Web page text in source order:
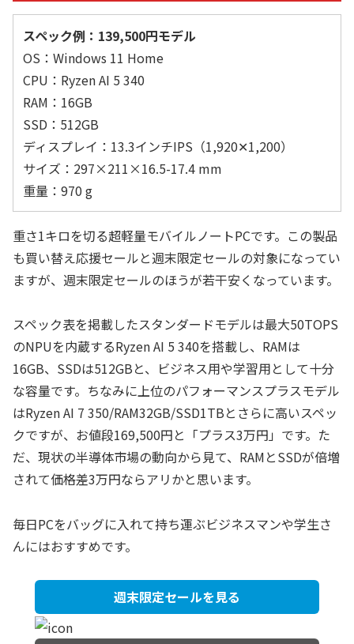
スペック例：139,500円モデル
OS：Windows 11 Home
CPU：Ryzen AI 5 340
RAM：16GB
SSD：512GB
ディスプレイ：13.3インチIPS（1,920✕1,200）
サイズ：297×211×16.5-17.4 mm
重量：970 g
重さ1キロを切る超軽量モバイルノートPCです。この製品
も買い替え応援セールと週末限定セールの対象になってい
ますが、週末限定セールのほうが若干安くなっています。
スペック表を掲載したスタンダードモデルは最大50TOPS
のNPUを内蔵するRyzen AI 5 340を搭載し、RAMは
16GB、SSDは512GBと、ビジネス用や学習用として十分
な容量です。ちなみに上位のパフォーマンスプラスモデル
はRyzen AI 7 350/RAM32GB/SSD1TBとさらに高いスペッ
クですが、お値段169,500円と「プラス3万円」です。た
だ、現状の半導体市場の動向から見て、RAMとSSDが倍増
されて価格差3万円ならアリかと思います。
毎日PCをバッグに入れて持ち運ぶビジネスマンや学生さ
んにはおすすめです。
週末限定セールを見る